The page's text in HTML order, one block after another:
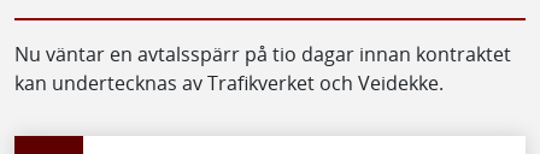
Nu väntar en avtalsspärr på tio dagar innan kontraktet
kan undertecknas av Trafikverket och Veidekke.